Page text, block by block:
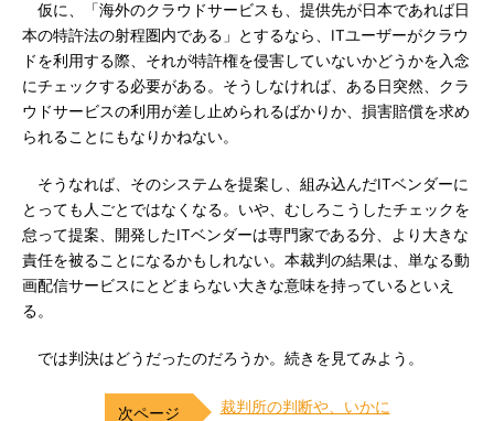
仮に、「海外のクラウドサービスも、提供先が日本であれば日
本の特許法の射程圏内である」とするなら、ITユーザーがクラウ
ドを利用する際、それが特許権を侵害していないかどうかを入念
にチェックする必要がある。そうしなければ、ある日突然、クラ
ウドサービスの利用が差し止められるばかりか、損害賠償を求め
られることにもなりかねない。
そうなれば、そのシステムを提案し、組み込んだITベンダーに
とっても人ごとではなくなる。いや、むしろこうしたチェックを
怠って提案、開発したITベンダーは専門家である分、より大きな
責任を被ることになるかもしれない。本裁判の結果は、単なる動
画配信サービスにとどまらない大きな意味を持っているといえ
る。
では判決はどうだったのだろうか。続きを見てみよう。
裁判所の判断や、いかに